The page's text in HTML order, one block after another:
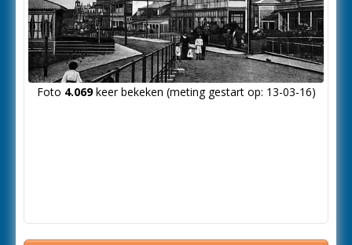
Foto 4.069keer bekeken (meting gestart op: 13-03-16)